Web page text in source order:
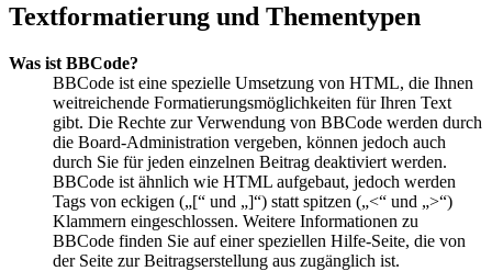
Textformatierung und Thementypen
Was ist BBCode?
BBCode ist eine spezielle Umsetzung von HTML, die Ihnen
weitreichende Formatierungsmöglichkeiten für Ihren Text
gibt. Die Rechte zur Verwendung von BBCode werden durch
die Board-Administration vergeben, können jedoch auch
durch Sie für jeden einzelnen Beitrag deaktiviert werden.
BBCode ist ähnlich wie HTML aufgebaut, jedoch werden
Tags von eckigen („[“ und „]“) statt spitzen („<“ und „>“)
Klammern eingeschlossen. Weitere Informationen zu
BBCode finden Sie auf einer speziellen Hilfe-Seite, die von
der Seite zur Beitragserstellung aus zugänglich ist.